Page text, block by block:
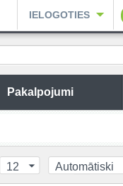
IELOGOTIES
Pakalpojumi
12 Automātiski